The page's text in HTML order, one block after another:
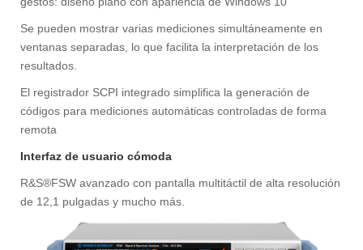
Se pueden mostrar varias mediciones simultáneamente en
ventanas separadas, lo que facilita la interpretación de los
resultados.
El registrador SCPI integrado simplifica la generación de
códigos para mediciones automáticas controladas de forma
remota
Interfaz de usuario cómoda
R&S®FSW avanzado con pantalla multitáctil de alta resolución
de 12,1 pulgadas y mucho más.